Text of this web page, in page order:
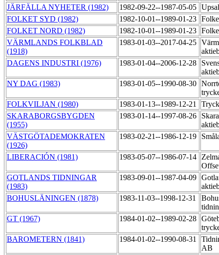
JÄRFÄLLA NYHETER (1982)
1982-09-22--1987-05-05
FOLKET SYD (1982)
1982-10-01--1989-01-23
FOLKET NORD (1982)
1982-10-01--1989-01-23
VÄRMLANDS FOLKBLAD
(1918)
1983-01-03--2017-04-25
DAGENS INDUSTRI (1976)
1983-01-04--2006-12-28
NY DAG (1983)
1983-01-05--1990-08-30
FOLKVILJAN (1980)
1983-01-13--1989-12-21
SKARABORGSBYGDEN
(1955)
1983-01-14--1997-08-26
VÄSTGÖTADEMOKRATEN
(1926)
1983-02-21--1986-12-19
LIBERACIÓN (1981) 1983-05-07--1986-07-14
GOTLANDS TIDNINGAR
(1983)
1983-09-01--1987-04-09
BOHUSLÄNINGEN (1878)
1983-11-03--1998-12-31
GT (1967)
1984-01-02--1989-02-28
BAROMETERN (1841)
1984-01-02--1990-08-31
AB